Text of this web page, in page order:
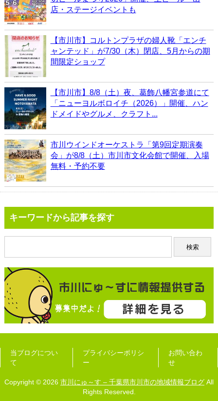
店・ステージイベントも
【市川市】コルトンプラザの婦人靴「エンチ
ャンテッド」が7/30（木）閉店、5月からの期
間限定ショップ
【市川市】8/8（土）夜、葛飾八幡宮参道にて
「ニューヨルボロイチ（2026）」開催、ハン
ドメイドやグルメ、クラフト...
市川ウインドオーケストラ「第9回定期演奏
会」が8/8（土）市川市文化会館で開催、入場
無料・予約不要
キーワードから記事を探す
当ブログについ
て
プライバシーポリシ
ー
お問い合わ
せ
Copyright © 2026 市川にゅ～す – 千葉県市川市の地域情報ブログ All
Rights Reserved.